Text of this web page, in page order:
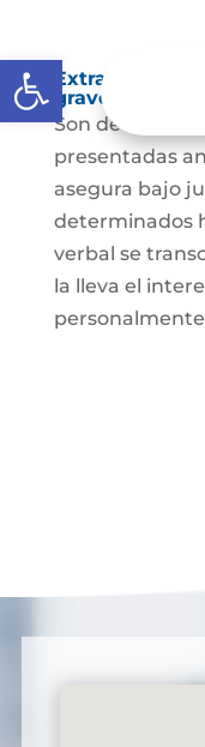
Abrir barra de
Extra-proceso
gravedad de
Son
presentadas
asegura bajo
determinados
verbal se
la lleva el
personalmente